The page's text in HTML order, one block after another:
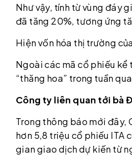
Như vậy, tính từ vùng đáy
đã tăng 20%, tương ứng
Hiện vốn hóa thị trường
Ngoài các mã cổ phiếu kể
“thăng hoa” trong tuần
Công ty liên quan tới bà
Trong thông báo mới đây,
hơn 5,8 triệu cổ phiếu ITA
gian giao dịch dự kiến từ